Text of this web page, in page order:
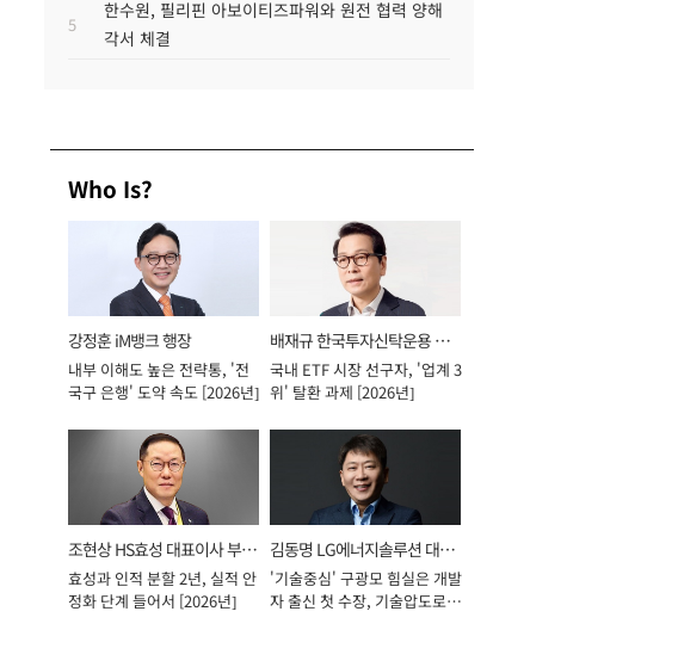
5
한수원, 필리핀 아보이티즈파워와 원전 협력 양해
각서 체결
Who Is?
강정훈 iM뱅크 행장
내부 이해도 높은 전략통, '전
국구 은행' 도약 속도 [2026년]
배재규 한국투자신탁운용 대
표이사 사장
국내 ETF 시장 선구자, '업계 3
위' 탈환 과제 [2026년]
조현상 HS효성 대표이사 부회
장
효성과 인적 분할 2년, 실적 안
정화 단계 들어서 [2026년]
김동명 LG에너지솔루션 대표
이사 사장
'기술중심' 구광모 힘실은 개발
자 출신 첫 수장, 기술압도로